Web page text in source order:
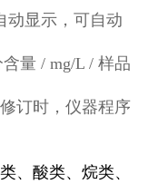
动显示，可自动
量 / mg/L / 样品
订时，仪器程序
、酸类、烷类、